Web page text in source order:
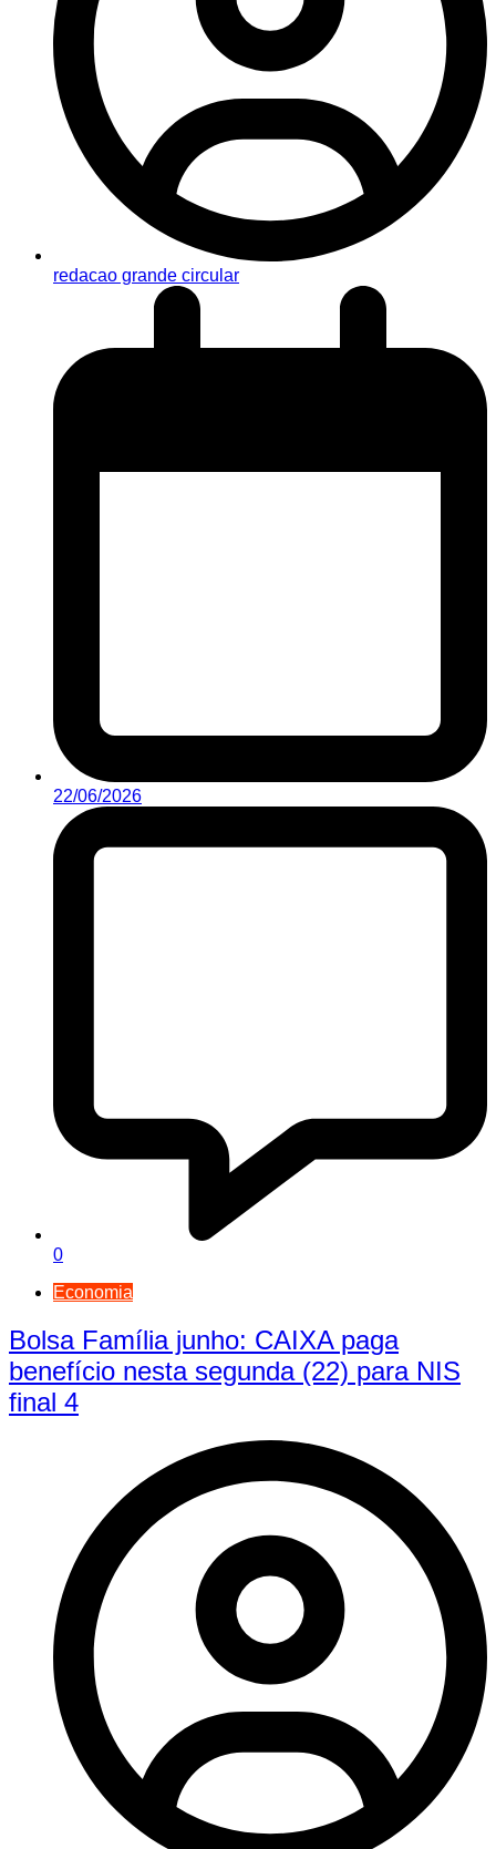
redacao grande circular
22/06/2026
0
Economia
Bolsa Família junho: CAIXA paga
benefício nesta segunda (22) para NIS
final 4